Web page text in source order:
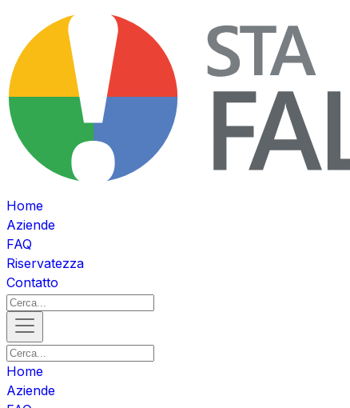
Home
Aziende
FAQ
Riservatezza
Contatto
Home
Aziende